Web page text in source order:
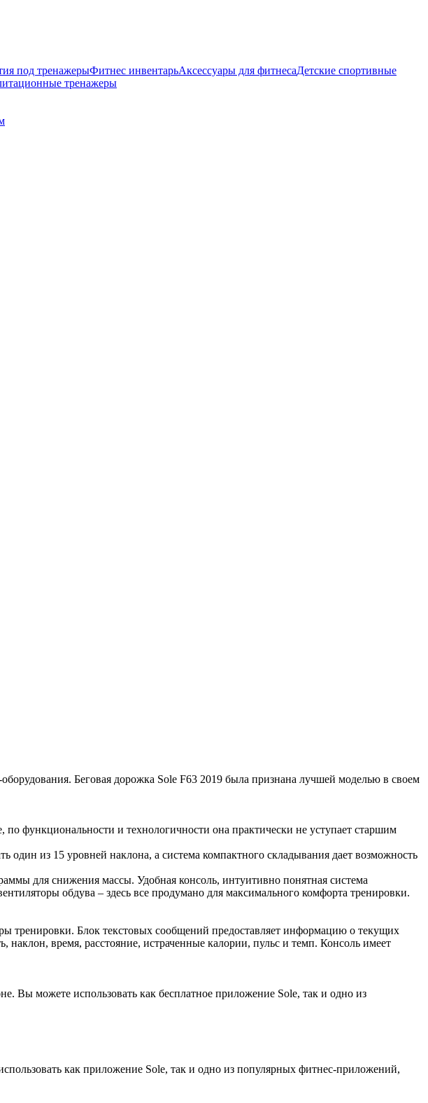
под тренажерыФитнес инвентарьАксессуары для фитнесаДетские спортивные
тренажеры
Беговая дорожка Sole F63 2019 была признана лучшей моделью в своем
функциональности и технологичности она практически не уступает старшим
один из 15 уровней наклона, а система компактного складывания дает возможность
для снижения массы. Удобная консоль, интуитивно понятная система
обдува – здесь все продумано для максимального комфорта тренировки.
тренировки. Блок текстовых сообщений предоставляет информацию о текущих
время, расстояние, истраченные калории, пульс и темп. Консоль имеет
Вы можете использовать как бесплатное приложение Sole, так и одно из
как приложение Sole, так и одно из популярных фитнес-приложений,